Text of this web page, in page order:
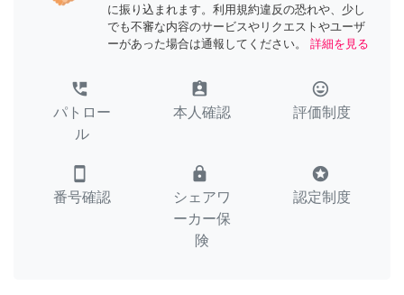
に振り込まれます。利用規約違反の恐れや、少し
でも不審な内容のサービスやリクエストやユーザ
ーがあった場合は通報してください。
詳細を見る
perm_phone_msg
パトロー
ル
assignment_ind
本人確認
tag_faces
評価制度
smartphone
番号確認
lock
シェアワ
ーカー保
険
stars
認定制度